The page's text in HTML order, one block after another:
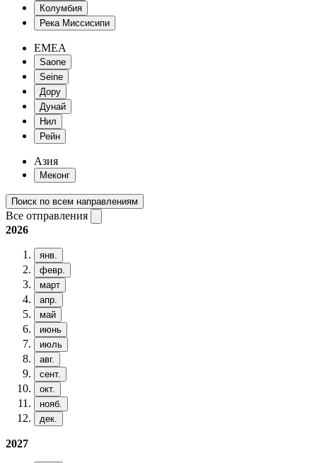
Колумбия
Река Миссисипи
EMEA
Saone
Seine
Дору
Дунай
Нил
Рейн
Азия
Меконг
Поиск по всем направлениям
Все отправления
2026
янв.
февр.
март
апр.
май
июнь
июль
авг.
сент.
окт.
нояб.
дек.
2027